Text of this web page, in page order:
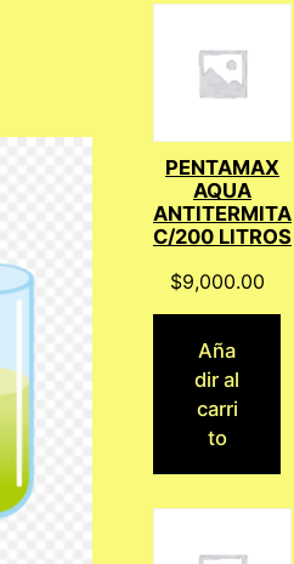
PENTAMAX
AQUA
ANTITERMITA
C/200 LITROS
$9,000.00
Aña
dir al
carri
to